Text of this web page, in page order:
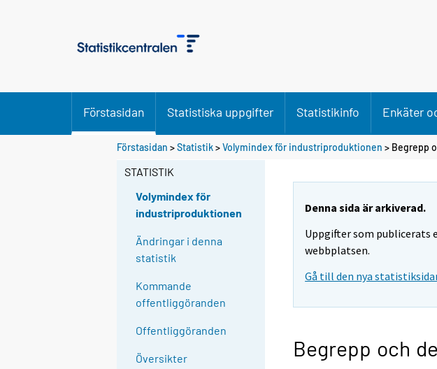
Förstasidan Statistiska uppgifter Statistikinfo Enkäter
Förstasidan >Statistik>Volymindex för industriproduktionen > Begrepp
STATISTIK
Volymindex för
industriproduktionen
Ändringar i denna
statistik
Kommande
offentliggöranden
Offentliggöranden
Översikter
Denna sida är arkiverad.
Uppgifter som publicerats
webbplatsen.
Gå till den nya
Begrepp och